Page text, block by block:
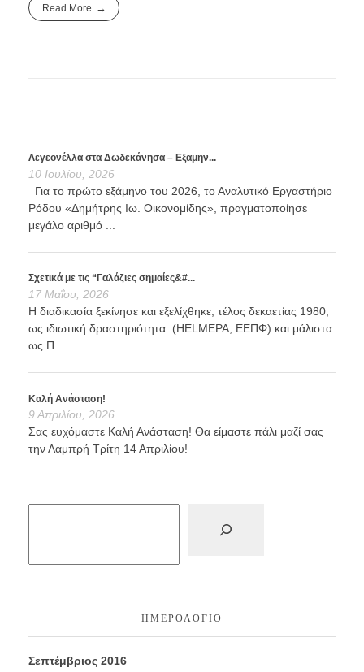
Read More
Λεγεονέλλα στα Δωδεκάνησα – Εξαμην...
10 Ιουλίου, 2026
Για το πρώτο εξάμηνο του 2026, το Αναλυτικό Εργαστήριο
Ρόδου «Δημήτρης Ιω. Οικονομίδης», πραγματοποίησε
μεγάλο αριθμό ...
Σχετικά με τις “Γαλάζιες σημαίες&#...
17 Μαΐου, 2026
Η διαδικασία ξεκίνησε και εξελίχθηκε, τέλος δεκαετίας 1980,
ως ιδιωτική δραστηριότητα. (HELMEPA, ΕΕΠΦ) και μάλιστα
ως Π ...
Καλή Ανάσταση!
9 Απριλίου, 2026
Σας ευχόμαστε Καλή Ανάσταση! Θα είμαστε πάλι μαζί σας
την Λαμπρή Τρίτη 14 Απριλίου!
ΗΜΕΡΟΛΌΓΙΟ
Σεπτέμβριος 2016